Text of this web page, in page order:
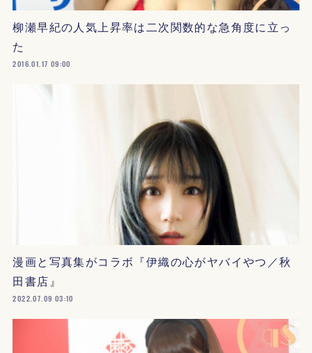
柳瀬早紀の人気上昇率は二次関数的な急角度に立っ
た
2016.01.17 09:00
漫画と写真集がコラボ『伊織の心がヤバイやつ／秋
田書店』
2022.07.09 03:10